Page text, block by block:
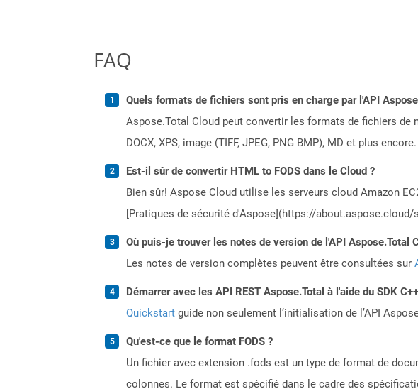
FAQ
Quels formats de fichiers sont pris en charge par l'API
Aspose.Total Cloud peut convertir les formats de fichiers de
DOCX, XPS, image (TIFF, JPEG, PNG BMP), MD et plus
Est-il sûr de convertir HTML to FODS dans le Cloud ?
Bien sûr! Aspose Cloud utilise les serveurs cloud Amazon
[Pratiques de sécurité d'Aspose](https://about.aspose.cloud/
Où puis-je trouver les notes de version de l'API Aspose.Total
Les notes de version complètes peuvent être consultées sur
Démarrer avec les API REST Aspose.Total à l'aide du SDK
Quickstart guide non seulement l’initialisation de l’API
Qu'est-ce que le format FODS ?
Un fichier avec extension .fods est un type de format de
colonnes. Le format est spécifié dans le cadre des